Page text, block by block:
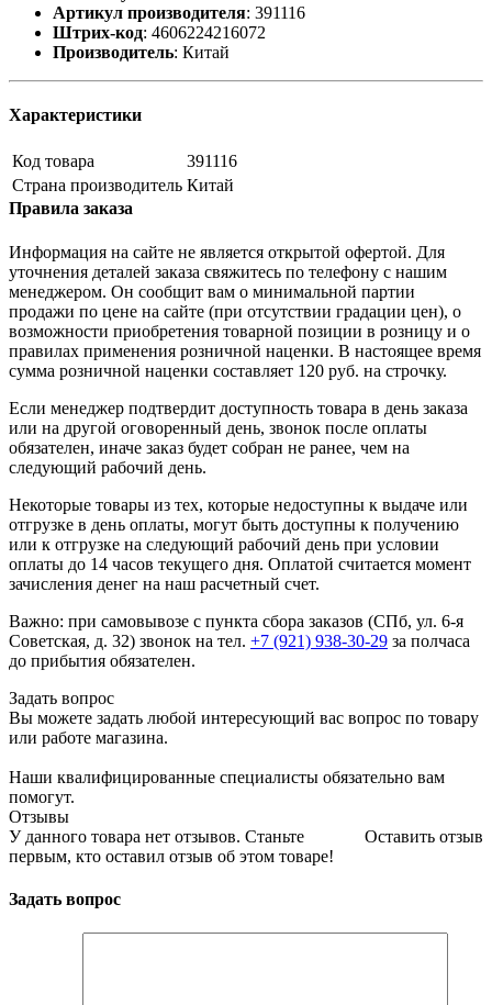
Артикул производителя: 391116
Штрих-код: 4606224216072
Производитель: Китай
Характеристики
Код товара
391116
Страна производитель Китай
Правила заказа
Информация на сайте не является открытой офертой. Для
уточнения деталей заказа свяжитесь по телефону с нашим
менеджером. Он сообщит вам о минимальной партии
продажи по цене на сайте (при отсутствии градации цен), о
возможности приобретения товарной позиции в розницу и о
правилах применения розничной наценки. В настоящее время
сумма розничной наценки составляет 120 руб. на строчку.
Если менеджер подтвердит доступность товара в день заказа
или на другой оговоренный день, звонок после оплаты
обязателен, иначе заказ будет собран не ранее, чем на
следующий рабочий день.
Некоторые товары из тех, которые недоступны к выдаче или
отгрузке в день оплаты, могут быть доступны к получению
или к отгрузке на следующий рабочий день при условии
оплаты до 14 часов текущего дня. Оплатой считается момент
зачисления денег на наш расчетный счет.
Важно: при самовывозе с пункта сборa заказов (СПб, ул. 6-я
Советская, д. 32) звонок на тел. +7 (921) 938-30-29 за полчаса
до прибытия обязателен.
Задать вопрос
Вы можете задать любой интересующий вас вопрос по товару
или работе магазина.
Наши квалифицированные специалисты обязательно вам
помогут.
Отзывы
Оставить отзыв
У данного товара нет отзывов. Станьте
первым, кто оставил отзыв об этом товаре!
Задать вопрос